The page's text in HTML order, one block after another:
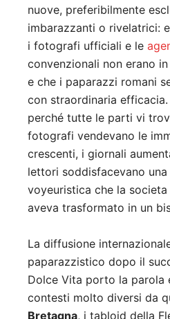
nuove, preferibilmente
imbarazzanti o rivelatrici:
i fotografi ufficiali e le
convenzionali non erano
e che i paparazzi romani
con straordinaria
perché tutte le parti vi
fotografi vendevano le
crescenti, i giornali
lettori soddisfacevano
voyeuristica che la
aveva trasformato in un
La diffusione
paparazzistico dopo il
Dolce Vita porto la parola
contesti molto diversi da
Bretagna, i tabloid della